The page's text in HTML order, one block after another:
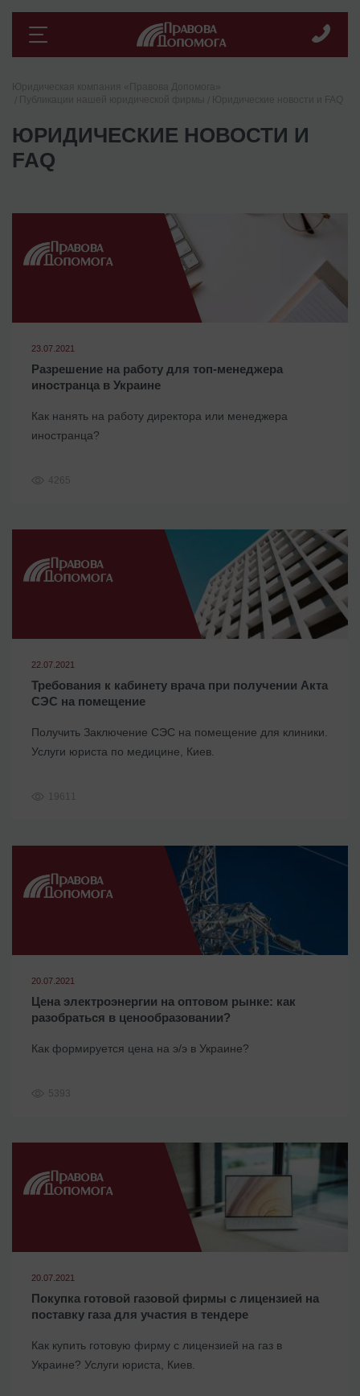
ЮРИДИЧЕСКИЕ НОВОСТИ И
FAQ
23.07.2021
Разрешение на работу для топ-менеджера
иностранца в Украине
Как нанять на работу директора или менеджера
иностранца?
4265
22.07.2021
Требования к кабинету врача при получении Акта
СЭС на помещение
Получить Заключение СЭС на помещение для клиники.
Услуги юриста по медицине, Киев.
19611
20.07.2021
Цена электроэнергии на оптовом рынке: как
разобраться в ценообразовании?
Как формируется цена на э/э в Украине?
5393
20.07.2021
Покупка готовой газовой фирмы с лицензией на
поставку газа для участия в тендере
Как купить готовую фирму с лицензией на газ в
Украине? Услуги юриста, Киев.